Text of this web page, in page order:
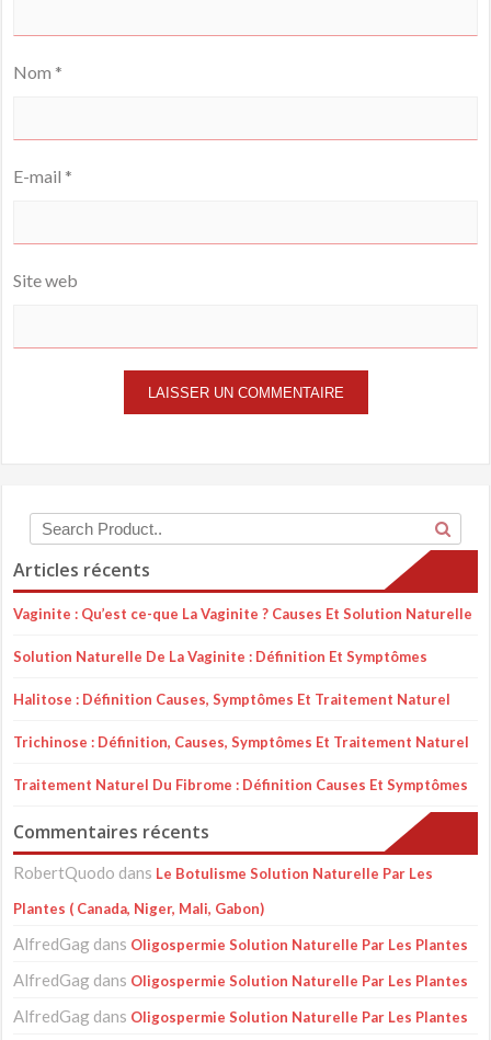
Nom *
E-mail *
Site web
Articles récents
Vaginite : Qu’est ce-que La Vaginite ? Causes Et Solution Naturelle
Solution Naturelle De La Vaginite : Définition Et Symptômes
Halitose : Définition Causes, Symptômes Et Traitement Naturel
Trichinose : Définition, Causes, Symptômes Et Traitement Naturel
Traitement Naturel Du Fibrome : Définition Causes Et Symptômes
Commentaires récents
RobertQuodo dans Le Botulisme Solution Naturelle Par Les
Plantes ( Canada, Niger, Mali, Gabon)
AlfredGag dans Oligospermie Solution Naturelle Par Les Plantes
AlfredGag dans Oligospermie Solution Naturelle Par Les Plantes
AlfredGag dans Oligospermie Solution Naturelle Par Les Plantes